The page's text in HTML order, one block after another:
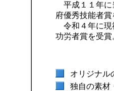
平成１１年に
府優秀技能者賞
令和４年に現
功労者賞を受賞
オリジナル
独自の素材